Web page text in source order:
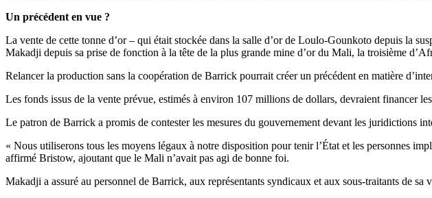
Un précédent en vue ?
La vente de cette tonne d’or – qui était stockée dans la salle d’or de Loulo-Gounkoto depuis la
Makadji depuis sa prise de fonction à la tête de la plus grande mine d’or du Mali, la troisième
Relancer la production sans la coopération de Barrick pourrait créer un précédent en matière
Les fonds issus de la vente prévue, estimés à environ 107 millions de dollars, devraient financer
Le patron de Barrick a promis de contester les mesures du gouvernement devant les juridictions
« Nous utiliserons tous les moyens légaux à notre disposition pour tenir l’État et les personnes
affirmé Bristow, ajoutant que le Mali n’avait pas agi de bonne foi.
Makadji a assuré au personnel de Barrick, aux représentants syndicaux et aux sous-traitants de